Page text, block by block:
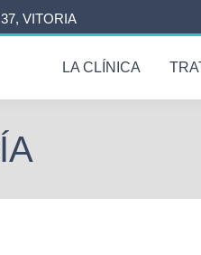
VITORIA
LA CLÍNICA